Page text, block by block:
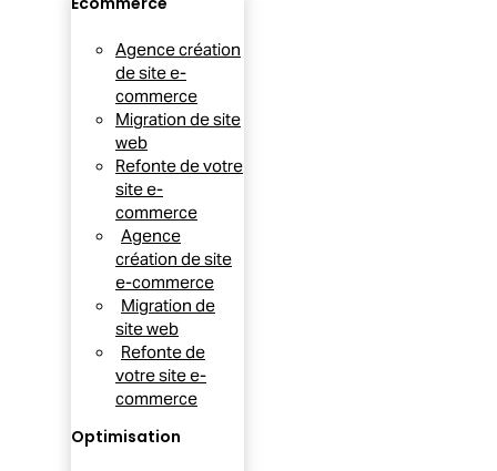
Agence création
de site e-
commerce
Migration de site
web
Refonte de votre
site e-
commerce
Agence
création de site
e-commerce
Migration de
site web
Refonte de
votre site e-
commerce
Optimisation